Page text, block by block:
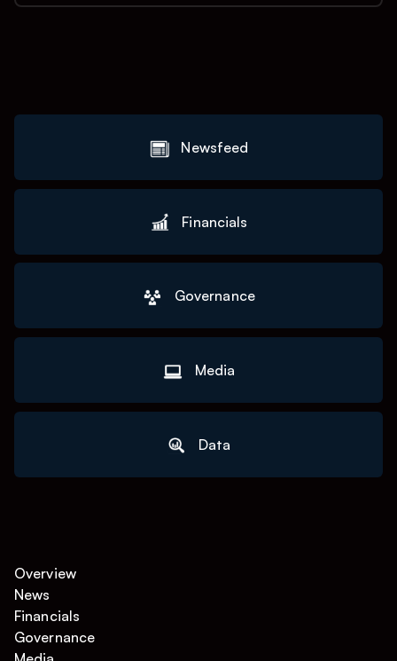
Newsfeed
Financials
Governance
Media
Data
Overview
News
Financials
Governance